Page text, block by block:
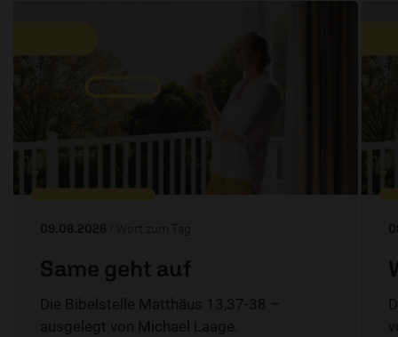
09.08.2026 / Wort zum Tag
Same geht auf
Die Bibelstelle Matthäus 13,37-38 –
ausgelegt von Michael Laage.